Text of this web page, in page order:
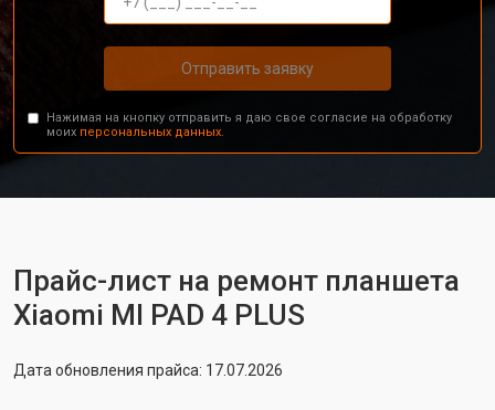
Отправить заявку
Нажимая на кнопку отправить я даю свое согласие на обработку
моих персональных данных.
Прайс-лист на ремонт планшета
Xiaomi MI PAD 4 PLUS
Дата обновления прайса: 17.07.2026